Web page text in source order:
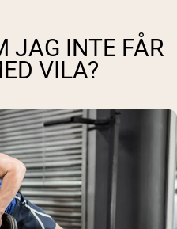
JAG INTE FÅR
VILA?